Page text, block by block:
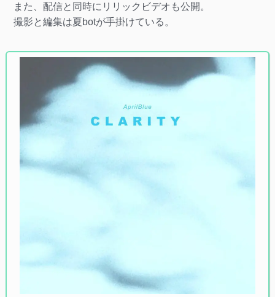
また、配信と同時にリリックビデオも公開。
撮影と編集は夏botが手掛けている。